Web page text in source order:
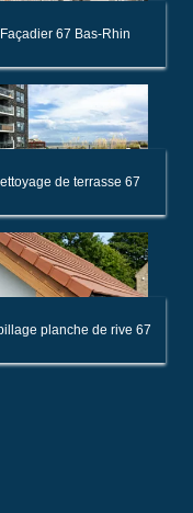
Façadier 67 Bas-Rhin
de terrasse 67
planche de rive 67